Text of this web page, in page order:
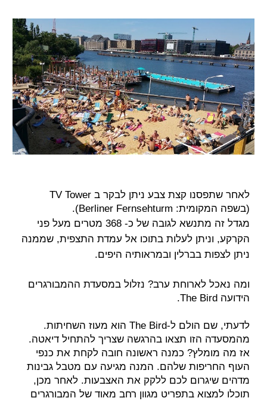
לאחר שתפסנו קצת צבע ניתן לבקר ב TV Tower
(בשפה המקומית: Berliner Fernsehturm).
מגדל זה מתנשא לגובה של כ- 368 מטרים מעל פני
הקרקע, וניתן לעלות בתוכו אל עמדת התצפית, שממנה
ניתן לצפות בברלין ובמראותיה היפים.
ומה נאכל לארוחת ערב? נזלול במסעדת ההמבורגרים
הידועה The Bird
.
לדעתי, שם הולם ל-The Bird הוא מעוז השחיתות.
מהמסעדה הזו תצאו בהרגשה שצריך להתחיל דיאטה.
אז מה מומלץ? כמנה ראשונה חובה לקחת את כנפי
העוף החריפות שלהם. המנה מגיעה עם מטבל גבינות
מדהים שיגרום לכם ללקק את האצבעות. לאחר מכן,
תוכלו למצוא בתפריט מגוון רחב מאוד של המבורגרים